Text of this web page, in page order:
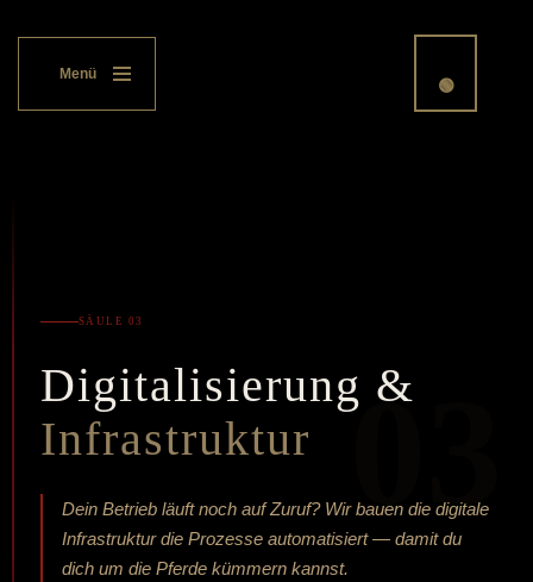
Menü
🟢
← ZURÜCK
03
SÄULE 03
Digitalisierung &
Infrastruktur
Dein Betrieb läuft noch auf Zuruf? Wir bauen die digitale
Infrastruktur die Prozesse automatisiert — damit du
dich um die Pferde kümmern kannst.